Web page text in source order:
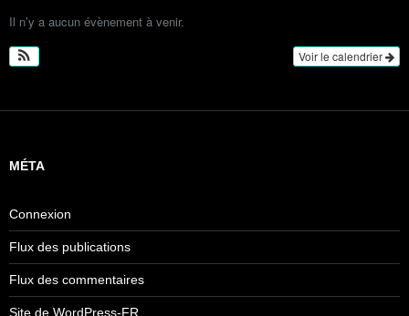
Il n’y a aucun évènement à venir.
Voir le calendrier
MÉTA
Connexion
Flux des publications
Flux des commentaires
Site de WordPress-FR